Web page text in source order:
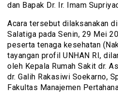
dan Bapak Dr. Ir. Imam
Acara tersebut dilaksanakan
Salatiga pada Senin, 29 Mei
peserta tenaga kesehatan
tayangan profil UNHAN RI,
oleh Kepala Rumah Sakit dr.
dr. Galih Rakasiwi Soekarno,
Fakultas Manajemen